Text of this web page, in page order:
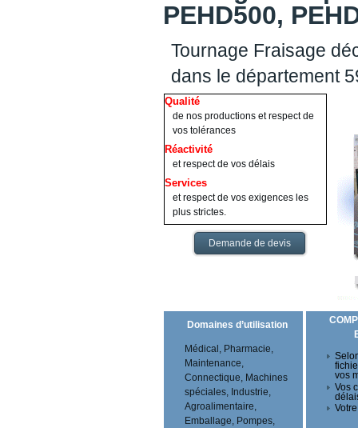
PEHD500,
Tournage Fraisage
dans le département
Qualité
de nos productions et respect de
vos tolérances
Réactivité
et respect de vos délais
Services
et respect de vos exigences les
plus strictes.
Demande de devis
Domaines d’utilisation
Médical, Pharmacie,
Maintenance,
Connectique, Machines
spéciales, Industrie,
Agroalimentaire,
Emballage, Pompes,
vos
Vos